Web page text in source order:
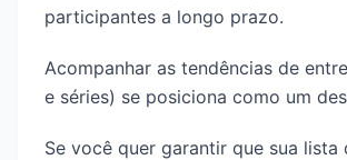
participantes a longo prazo.
Acompanhar as tendências de
e séries) se posiciona como um
Se você quer garantir que sua